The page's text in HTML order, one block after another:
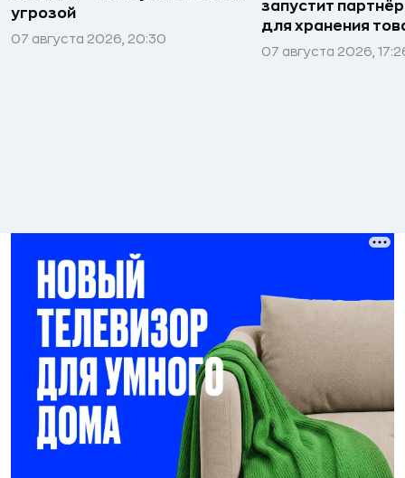
угрозой
07 августа 2026, 20:30
запустит
для хранения
07 августа 2026,